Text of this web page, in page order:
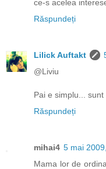
ce-s acelea
Răspundeți
Lilick Auftakt
@Liviu
Pai e simplu...
Răspundeți
mihai4 5 mai
Mama lor de